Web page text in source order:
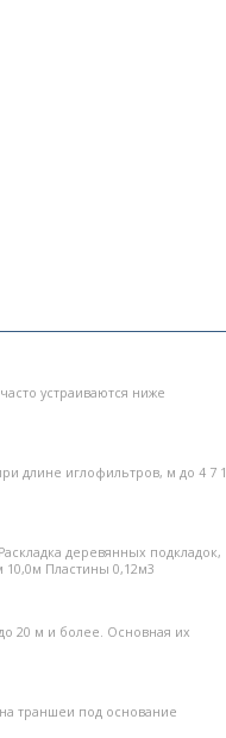
устраиваются ниже
длине иглофильтров, м до 4 7 1
деревянных подкладок,
Пластины 0,12м3
20 м и более. Основная их
траншеи под основание